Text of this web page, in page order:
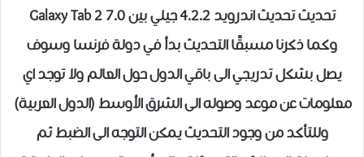
تحديث تحديث اندرويد 4.2.2 جيلي بين Galaxy Tab 2 7.0
وكما ذكرنا مسبقًا التحديث بدأ في دولة فرنسا وسوف
يصل بشكل تدريجي الى باقي الدول حول العالم ولا توجد اي
معلومات عن موعد وصوله الى الشرق الأوسط (الدول العربية)
وللتأكد من وجود التحديث يمكن التوجه الى الضبط ثم